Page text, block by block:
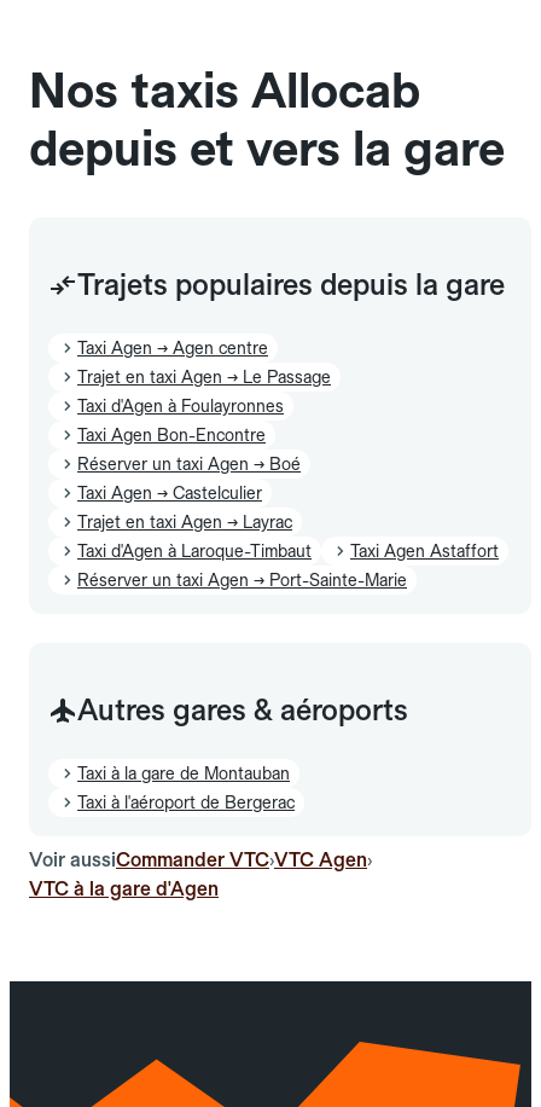
Nos taxis Allocab
depuis et vers la gare
Trajets populaires depuis la gare
Taxi Agen → Agen centre
Trajet en taxi Agen → Le Passage
Taxi d'Agen à Foulayronnes
Taxi Agen Bon-Encontre
Réserver un taxi Agen → Boé
Taxi Agen → Castelculier
Trajet en taxi Agen → Layrac
Taxi d'Agen à Laroque-Timbaut
Taxi Agen Astaffort
Réserver un taxi Agen → Port-Sainte-Marie
Autres gares & aéroports
Taxi à la gare de Montauban
Taxi à l'aéroport de Bergerac
Voir aussiCommander VTC›VTC Agen›
VTC à la gare d'Agen